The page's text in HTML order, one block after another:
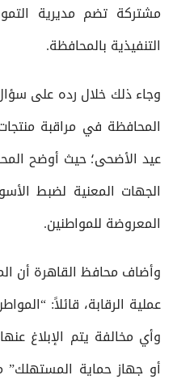
مشتركة تضم مديرية
التنفيذية بالمحافظة.
وجاء ذلك خلال رده على
المحافظة في مراقبة
عيد الأضحى؛ حيث أوضح
الجهات المعنية لضبط
المعروضة للمواطنين.
وأضاف محافظ القاهرة أن
عملية الرقابة، قائلاً:
وأي مخالفة يتم الإبلاغ
أو جهاز حماية